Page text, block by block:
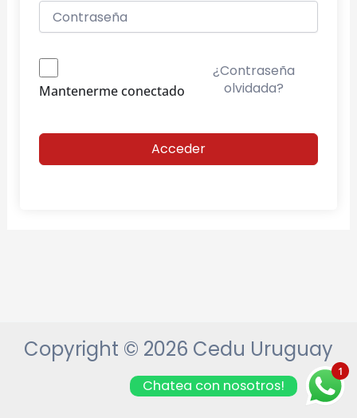
Mantenerme conectado
¿Contraseña
olvidada?
Acceder
Copyright © 2026 Cedu Uruguay
1
Chatea con nosotros!